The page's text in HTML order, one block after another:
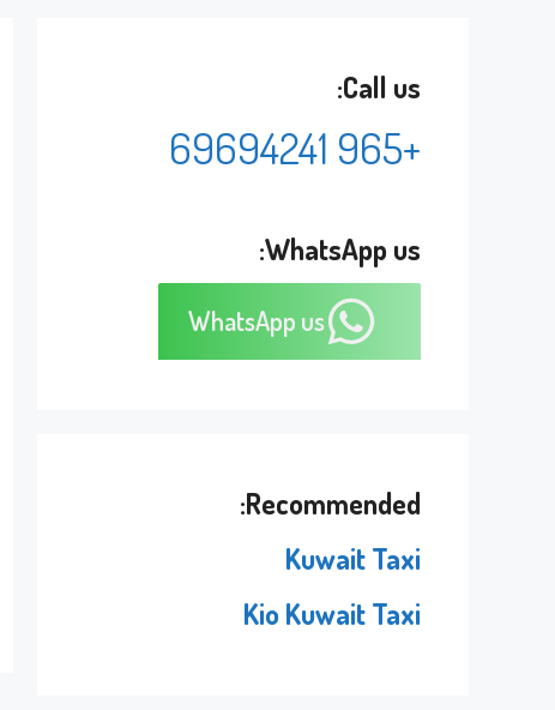
Call us:
+965 69694241
WhatsApp us:
WhatsApp us
Recommended:
Kuwait Taxi
Kio Kuwait Taxi